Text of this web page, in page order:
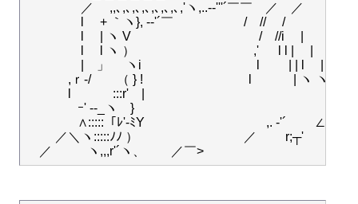
／　 ,,､,､,､,､,､,､,､,'ヽ,..-‐'''´￣￣　／　／
l 　+ ｀ヽ}, --'´￣　　　　 　 /　//　 /　 　 　 /r‐'´
l 　| ヽ V　　　　　　　　　　/　//i　 |　　　
l 　l ヽ ）　　　　　　　　　 ,' 　 l l |　 |　　 ⌒
|　」　 ヽi　　　　　　　　　l　　 | | l　 |
,ｒ-/　　（ } !　　　　　　　　 l　　　 | ヽ ヽ　　
l　 　　:::r'　|　　　　　　　　　　　　　　ヽ ヽ
ｰ' --_ヽ　}　　　　　　　　　　　　　　　＼＼
∧:::::「ﾚ'-ﾐY　　　　　　　　 　 ,. -'´　　 ∠ミｰニ
／＼ヽ:::::ﾉﾉ ）　　　　　　　　 ／　　 r;┬'　　　　